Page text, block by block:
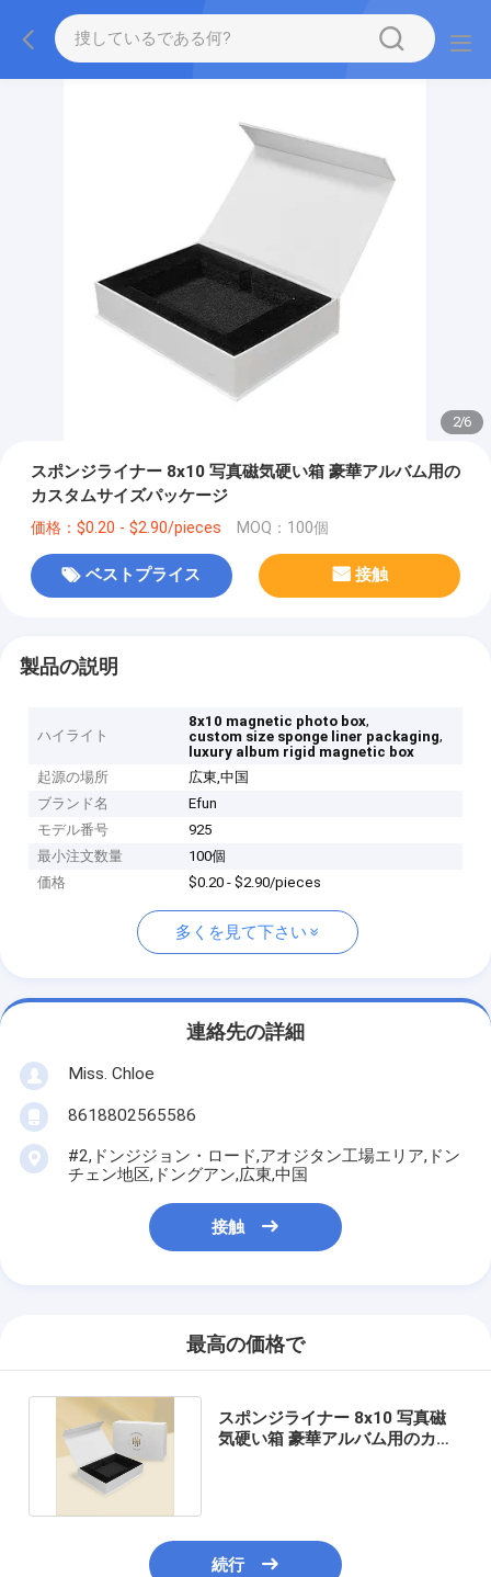
2/6
スポンジライナー 8x10 写真磁気硬い箱 豪華アルバム用の
カスタムサイズパッケージ
価格：$0.20 - $2.90/pieces MOQ：100個
ベストプライス 接触
製品の説明
ハイライト
8x10 magnetic photo box,
custom size sponge liner packaging,
luxury album rigid magnetic box
起源の場所
広東,中国
ブランド名
Efun
モデル番号
925
最小注文数量
100個
価格
$0.20 - $2.90/pieces
多くを見て下さい
連絡先の詳細
Miss. Chloe
8618802565586
#2,ドンジジョン・ロード,アオジタン工場エリア,ドン
チェン地区,ドングアン,広東,中国
接触
最高の価格で
スポンジライナー 8x10 写真磁
気硬い箱 豪華アルバム用のカス
続行